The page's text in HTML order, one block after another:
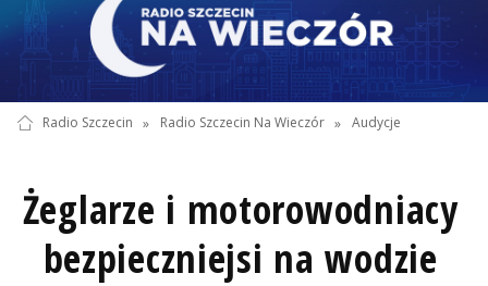
Radio Szczecin » Radio Szczecin Na Wieczór » Audycje
Żeglarze i motorowodniacy
bezpieczniejsi na wodzie